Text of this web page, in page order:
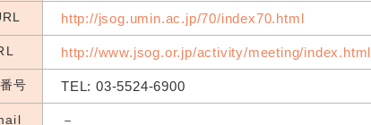
http://jsog.umin.ac.jp/70/index70.html
http://www.jsog.or.jp/activity/meeting/index.html
号 TEL: 03-5524-6900
－